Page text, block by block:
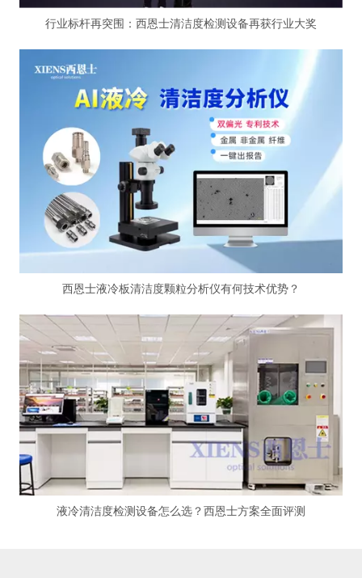
行业标杆再突围：西恩士清洁度检测设备再获行业大奖
西恩士液冷板清洁度颗粒分析仪有何技术优势？
液冷清洁度检测设备怎么选？西恩士方案全面评测